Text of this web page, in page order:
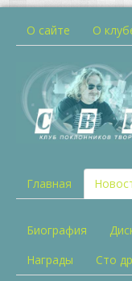
О сайте О
Главная
Биография
Награды
Сто